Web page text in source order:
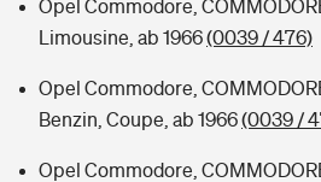
Opel Commodore,
Limousine, ab 1966(0039 / 476)
Opel Commodore,
Benzin, Coupe, ab 1966(0039 /
Opel Commodore,